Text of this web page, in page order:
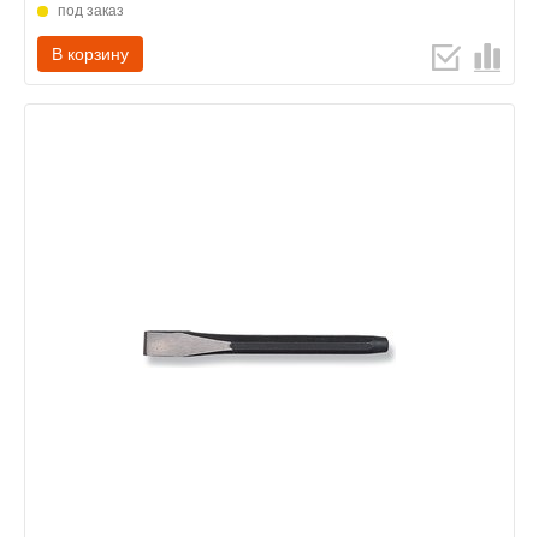
под заказ
В корзину